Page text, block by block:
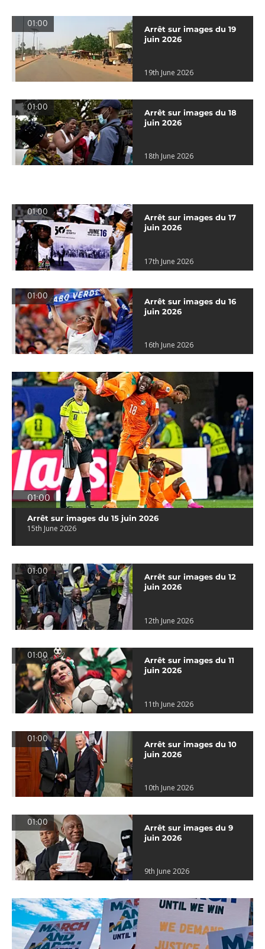
01:00
Arrêt sur images du 19
juin 2026
19th June 2026
01:00
Arrêt sur images du 18
juin 2026
18th June 2026
01:00
Arrêt sur images du 17
juin 2026
17th June 2026
01:00
Arrêt sur images du 16
juin 2026
16th June 2026
01:00
Arrêt sur images du 15 juin 2026
15th June 2026
01:00
Arrêt sur images du 12
juin 2026
12th June 2026
01:00
Arrêt sur images du 11
juin 2026
11th June 2026
01:00
Arrêt sur images du 10
juin 2026
10th June 2026
01:00
Arrêt sur images du 9
juin 2026
9th June 2026